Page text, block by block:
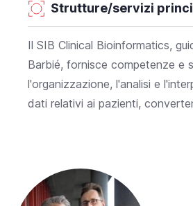
Strutture/servizi
Il SIB Clinical Bioinformatics,
Barbié, fornisce competenze e
l'organizzazione, l'analisi e
dati relativi ai pazienti,